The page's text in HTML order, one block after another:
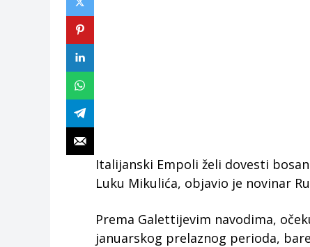
Italijanski Empoli želi dovesti
Luku Mikulića, objavio je novinar
Prema Galettijevim navodima,
januarskog prelaznog perioda,